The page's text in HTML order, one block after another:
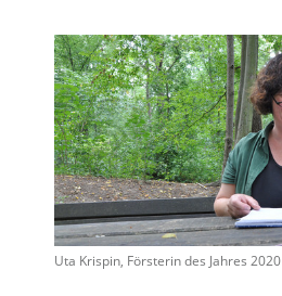
Uta Krispin, Försterin des Jahres 2020